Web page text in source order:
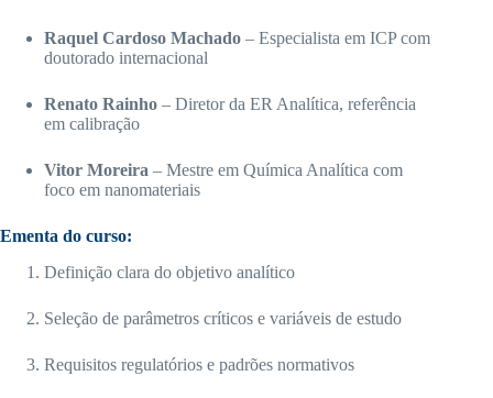
Raquel Cardoso Machado – Especialista em ICP com
doutorado internacional
Renato Rainho – Diretor da ER Analítica, referência
em calibração
Vitor Moreira – Mestre em Química Analítica com
foco em nanomateriais
Ementa do curso:
Definição clara do objetivo analítico
Seleção de parâmetros críticos e variáveis de estudo
Requisitos regulatórios e padrões normativos